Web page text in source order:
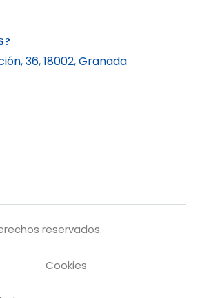
36, 18002, Granada
reservados.
Cookies